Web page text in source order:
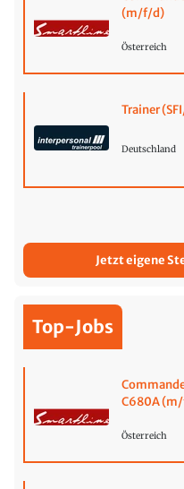
(m/f/d)
Österreich
Trainer
Deutschland
Jetzt eigene
Top-Jobs
C680A
Österreich